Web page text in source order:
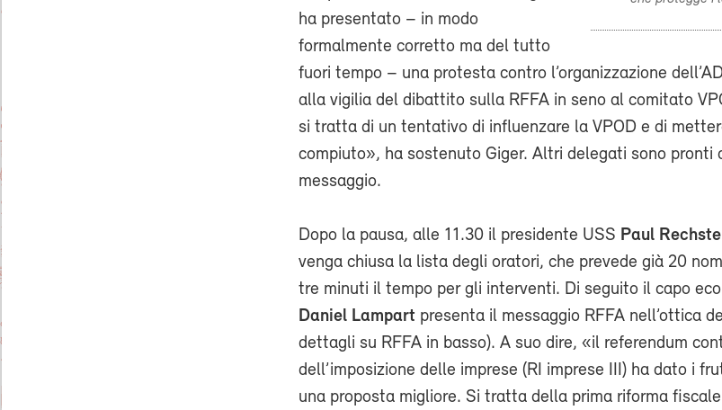
ha presentato – in modo
formalmente corretto ma del tutto
fuori tempo – una protesta contro l’organizzazione
alla vigilia del dibattito sulla RFFA in seno al comitato
si tratta di un tentativo di influenzare la VPOD e di
compiuto», ha sostenuto Giger. Altri delegati sono pronti
messaggio.
Dopo la pausa, alle 11.30 il presidente USS Paul
venga chiusa la lista degli oratori, che prevede già 20
tre minuti il tempo per gli interventi. Di seguito il capo
Daniel Lampart presenta il messaggio RFFA nell’ottica
dettagli su RFFA in basso). A suo dire, «il referendum
dell’imposizione delle imprese (RI imprese III) ha dato i
una proposta migliore. Si tratta della prima riforma